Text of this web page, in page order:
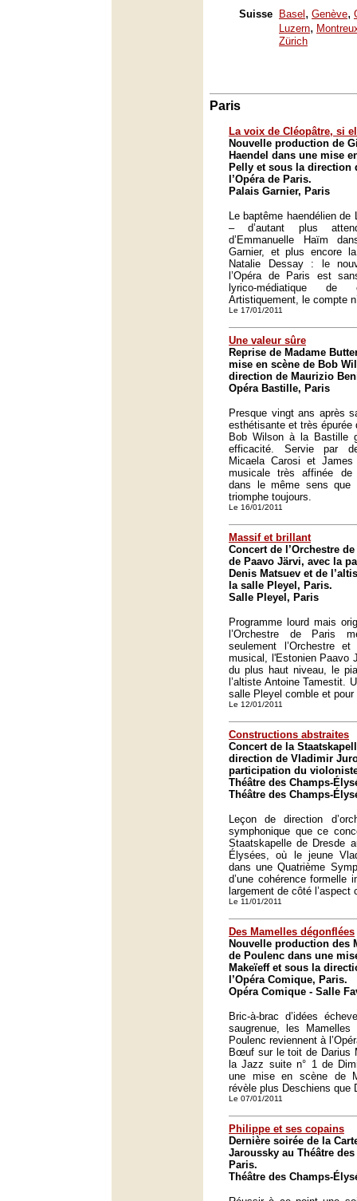
Suisse Basel , Genève,
Luzern,
Zürich
Paris
La voix de Cléopâtre, si
Nouvelle production de
Haendel dans une mise
Pelly et sous la direction
l’Opéra de Paris.
Palais Garnier, Paris
Le baptême haendélien
– d’autant plus
d’Emmanuelle Haïm
Garnier, et plus encore
Natalie Dessay : le
l’Opéra de Paris est
lyrico-médiatique
Artistiquement, le compte
Le 17/01/2011
Une valeur sûre
Reprise de Madame
mise en scène de Bob
direction de Maurizio
Opéra Bastille, Paris
Presque vingt ans après
esthétisante et très épurée
Bob Wilson à la Bastille
efficacité. Servie par
Micaela Carosi et
musicale très affinée de
dans le même sens
triomphe toujours.
Le 16/01/2011
Massif et brillant
Concert de l’Orchestre
de Paavo Järvi, avec la
Denis Matsuev et de
la salle Pleyel, Paris.
Salle Pleyel, Paris
Programme lourd mais
l’Orchestre de Paris
seulement l’Orchestre
musical, l'Estonien Paavo
du plus haut niveau, le
l’altiste Antoine Tamestit.
salle Pleyel comble et
Le 12/01/2011
Constructions abstraites
Concert de la
direction de Vladimir
participation du
Théâtre des Champs-
Théâtre des Champs-
Leçon de direction
symphonique que ce
Staatskapelle de Dresde
Élysées, où le jeune
dans une Quatrième
d’une cohérence formelle
largement de côté l’aspect
Le 11/01/2011
Des Mamelles dégonflées
Nouvelle production des
de Poulenc dans une
Makeïeff et sous la
l’Opéra Comique, Paris.
Opéra Comique - Salle
Bric-à-brac d’idées
saugrenue, les
Poulenc reviennent à
Bœuf sur le toit de Darius
la Jazz suite n° 1 de
une mise en scène de
révèle plus Deschiens que
Le 07/01/2011
Philippe et ses copains
Dernière soirée de la
Jaroussky au Théâtre
Paris.
Théâtre des Champs-